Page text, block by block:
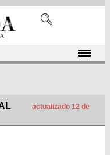
actualizado 12 de